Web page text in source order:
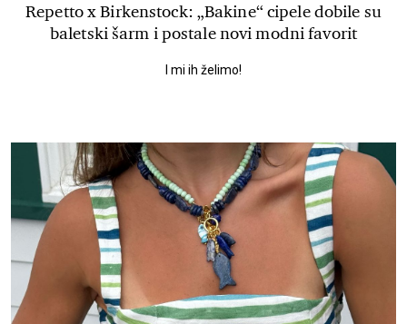
Repetto x Birkenstock: „Bakine“ cipele dobile su
baletski šarm i postale novi modni favorit
I mi ih želimo!